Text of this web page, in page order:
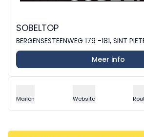
SOBELTOP
BERGENSESTEENWEG 179 -181, SINT
Meer info
Mailen Website